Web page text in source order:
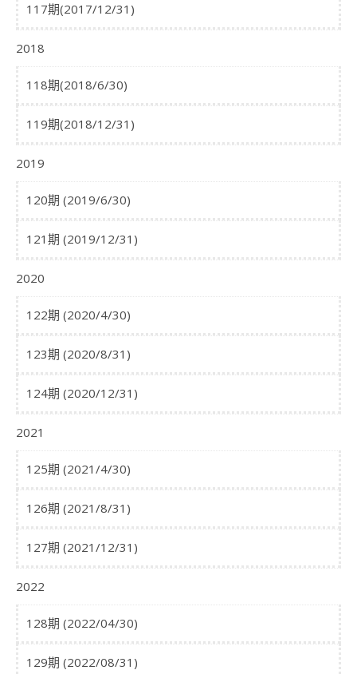
117期(2017/12/31)
2018
118期(2018/6/30)
119期(2018/12/31)
2019
120期 (2019/6/30)
121期 (2019/12/31)
2020
122期 (2020/4/30)
123期 (2020/8/31)
124期 (2020/12/31)
2021
125期 (2021/4/30)
126期 (2021/8/31)
127期 (2021/12/31)
2022
128期 (2022/04/30)
129期 (2022/08/31)